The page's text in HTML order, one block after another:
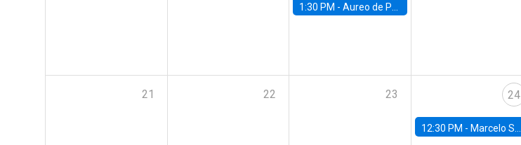
1:30 PM -Aureo de Paula, UCL
21 22 23 24
12:30 PM - Marcelo Sant'Anna, FGV - EPGE